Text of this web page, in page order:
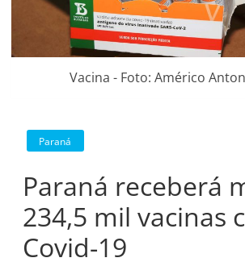
Vacina - Foto: Américo
Paraná
Paraná receberá
234,5 mil vacinas
Covid-19